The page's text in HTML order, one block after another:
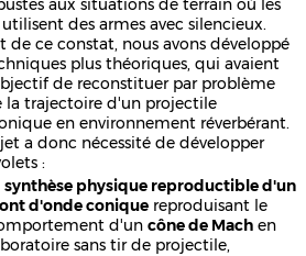
aux situations de terrain où les
des armes avec silencieux.
de ce constat, nous avons développé
plus théoriques, qui avaient
de reconstituer par problème
la trajectoire d'un projectile
en environnement réverbérant.
a donc nécessité de développer
:
synthèse physique reproductible d'un
d'onde conique reproduisant le
d'uncône de Mach en
sans tir de projectile,